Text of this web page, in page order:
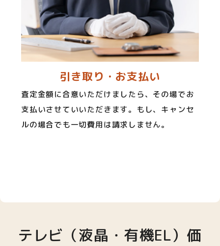
引き取り・お支払い
査定金額に合意いただけましたら、その場でお
支払いさせていいただきます。もし、キャンセ
ルの場合でも一切費用は請求しません。
テレビ（液晶・有機EL）価